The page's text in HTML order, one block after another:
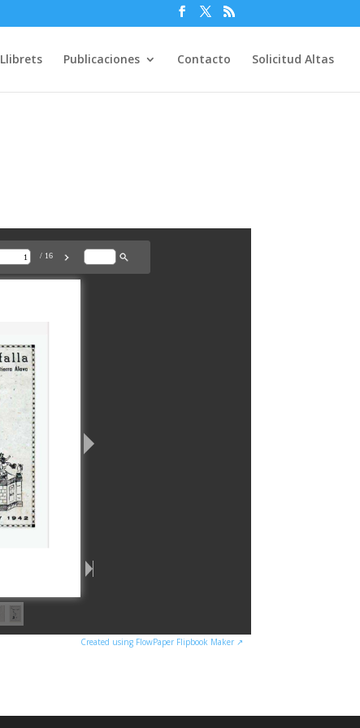
Llibrets Publicaciones Contacto Solicitud Altas
Created using FlowPaper Flipbook Maker ↗